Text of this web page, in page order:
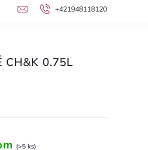
+421948118120
CH&K 0.75L
(>5 ks)